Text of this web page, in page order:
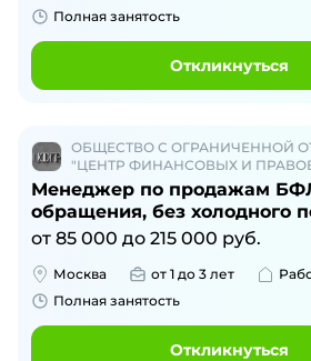
Полная занятость
Откликнуться
ОБЩЕСТВО С ОГРАНИЧЕННОЙ
"ЦЕНТР ФИНАНСОВЫХ И
Менеджер по продажам
обращения, без холодного
от 85 000 до 215 000 руб.
Москва от 1 до 3 лет
Полная занятость
Откликнуться